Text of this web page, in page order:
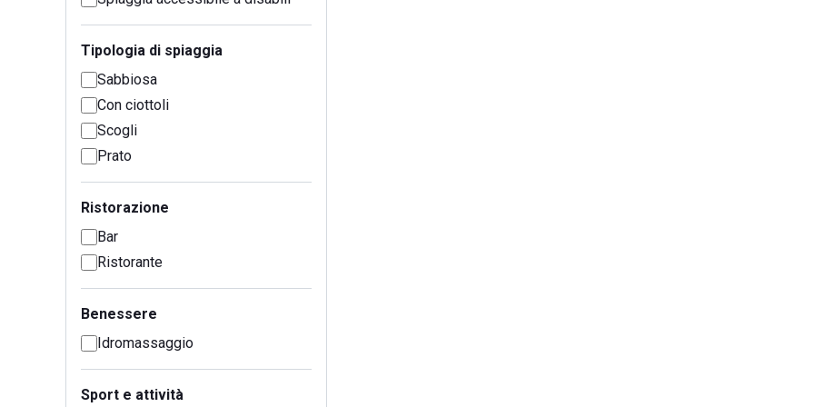
Tipologia di spiaggia
Sabbiosa
Con ciottoli
Scogli
Prato
Ristorazione
Bar
Ristorante
Benessere
Idromassaggio
Sport e attività